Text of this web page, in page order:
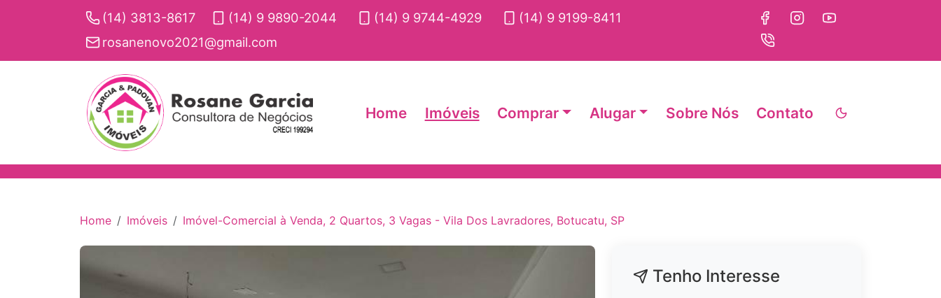
(14) 3813-8617 (14) 9 9890-2044 (14) 9 9744-4929
(14) 9 9199-8411
rosanenovo2021@gmail.com
Home Imóveis Comprar Alugar Sobre Nós Contato
Home Imóveis Imóvel-Comercial à Venda, 2 Quartos, 3 Vagas - Vila Dos Lavradores, Botucatu, SP
Tenho Interesse